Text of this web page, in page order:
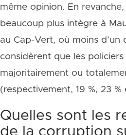
même opinion. En
beaucoup plus intègre à
au Cap-Vert, où moins d’un
considèrent que les
majoritairement ou
(respectivement, 19 %, 23 %
Quelles sont les
de la corruption